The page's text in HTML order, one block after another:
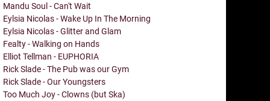
Mandu Soul - Can't Wait
Eylsia Nicolas - Wake Up In The Morning
Eylsia Nicolas - Glitter and Glam
Fealty - Walking on Hands
Elliot Tellman - EUPHORIA
Rick Slade - The Pub was our Gym
Rick Slade - Our Youngsters
Too Much Joy - Clowns (but Ska)